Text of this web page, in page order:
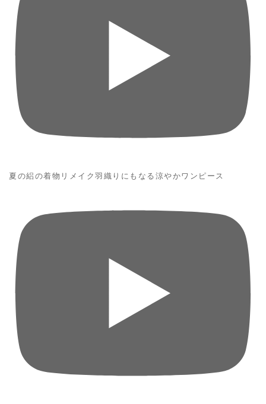
夏の絽の着物リメイク羽織りにもなる涼やかワンピース